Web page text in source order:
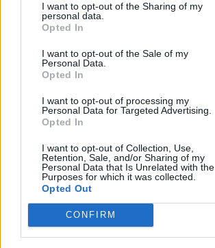
I want to opt-out of the Sharing of my
personal data.
Opted In
I want to opt-out of the Sale of my
Personal Data.
Opted In
I want to opt-out of processing my
Personal Data for Targeted Advertising.
Opted In
I want to opt-out of Collection, Use,
Retention, Sale, and/or Sharing of my
Personal Data that Is Unrelated with the
Purposes for which it was collected.
Opted Out
CONFIRM